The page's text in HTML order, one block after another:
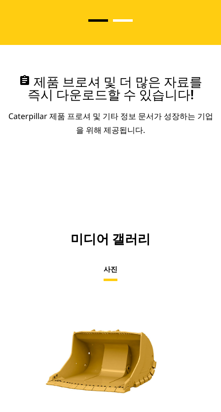
assignment 제품 브로셔 및 더 많은 자료를
즉시 다운로드할 수 있습니다!
Caterpillar 제품 프로셔 및 기타 정보 문서가 성장하는 기업
을 위해 제공됩니다.
미디어 갤러리
사진